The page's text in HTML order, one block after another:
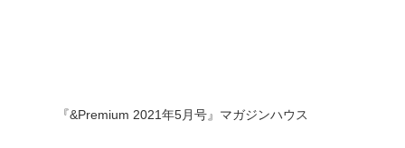
『&Premium 2021年5月号』マガジンハウス